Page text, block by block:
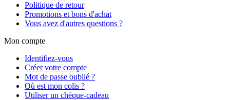
Politique de retour
Promotions et bons d'achat
Vous avez d'autres questions ?
Mon compte
Identifiez-vous
Créer votre compte
Mot de passe oublié ?
Où est mon colis ?
Utiliser un chèque-cadeau